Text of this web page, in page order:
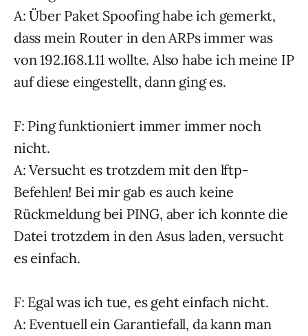
A: Über Paket Spoofing habe ich gemerkt,
dass mein Router in den ARPs immer was
von 192.168.1.11 wollte. Also habe ich meine IP
auf diese eingestellt, dann ging es.
F: Ping funktioniert immer immer noch
nicht.
A: Versucht es trotzdem mit den lftp-
Befehlen! Bei mir gab es auch keine
Rückmeldung bei PING, aber ich konnte die
Datei trotzdem in den Asus laden, versucht
es einfach.
F: Egal was ich tue, es geht einfach nicht.
A: Eventuell ein Garantiefall, da kann man